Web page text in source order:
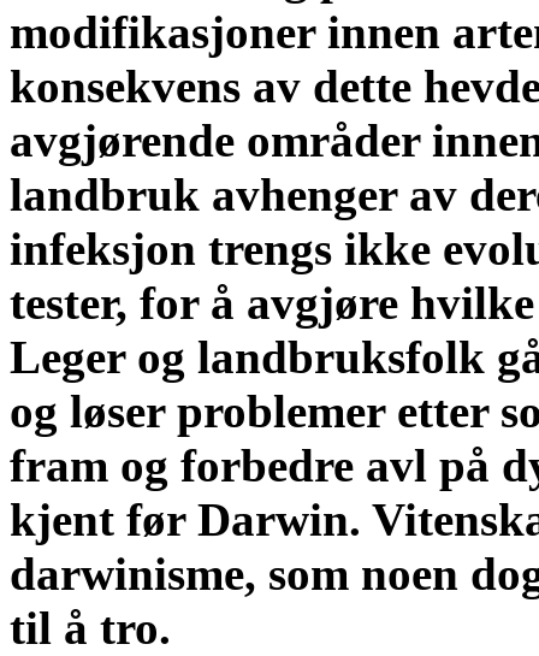
modifikasjoner innen
konsekvens av dette
avgjørende områder
landbruk avhenger av
infeksjon trengs ikke
tester, for å avgjøre
Leger og landbruksfolk
og løser problemer etter
fram og forbedre avl på
kjent før Darwin.
darwinisme, som noen
til å tro.